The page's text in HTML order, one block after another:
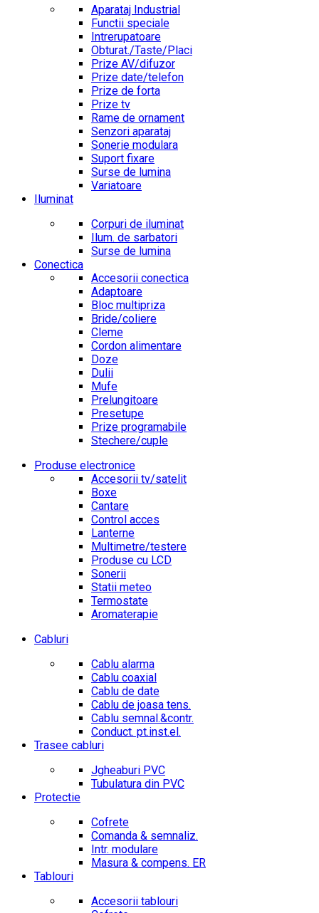
Aparataj Industrial
Functii speciale
Intrerupatoare
Obturat./Taste/Placi
Prize AV/difuzor
Prize date/telefon
Prize de forta
Prize tv
Rame de ornament
Senzori aparataj
Sonerie modulara
Suport fixare
Surse de lumina
Variatoare
Iluminat
Corpuri de iluminat
Ilum. de sarbatori
Surse de lumina
Conectica
Accesorii conectica
Adaptoare
Bloc multipriza
Bride/coliere
Cleme
Cordon alimentare
Doze
Dulii
Mufe
Prelungitoare
Presetupe
Prize programabile
Stechere/cuple
Produse electronice
Accesorii tv/satelit
Boxe
Cantare
Control acces
Lanterne
Multimetre/testere
Produse cu LCD
Sonerii
Statii meteo
Termostate
Aromaterapie
Cabluri
Cablu alarma
Cablu coaxial
Cablu de date
Cablu de joasa tens.
Cablu semnal.&contr.
Conduct. pt.inst.el.
Trasee cabluri
Jgheaburi PVC
Tubulatura din PVC
Protectie
Cofrete
Comanda & semnaliz.
Intr. modulare
Masura & compens. ER
Tablouri
Accesorii tablouri